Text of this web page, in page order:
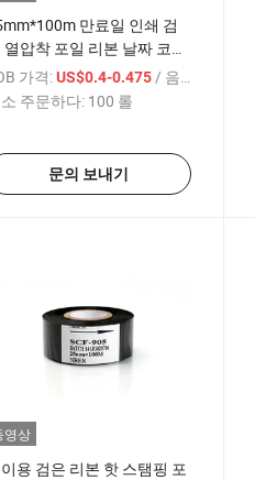
만료일 인쇄 검
열압착 포일 리본 날짜 코딩
열전사 리본
가격:US$0.4-0.475 / 음량
주문하다: 100 롤
문의 보내기
영상
용 검은 리본 핫 스탬핑 포